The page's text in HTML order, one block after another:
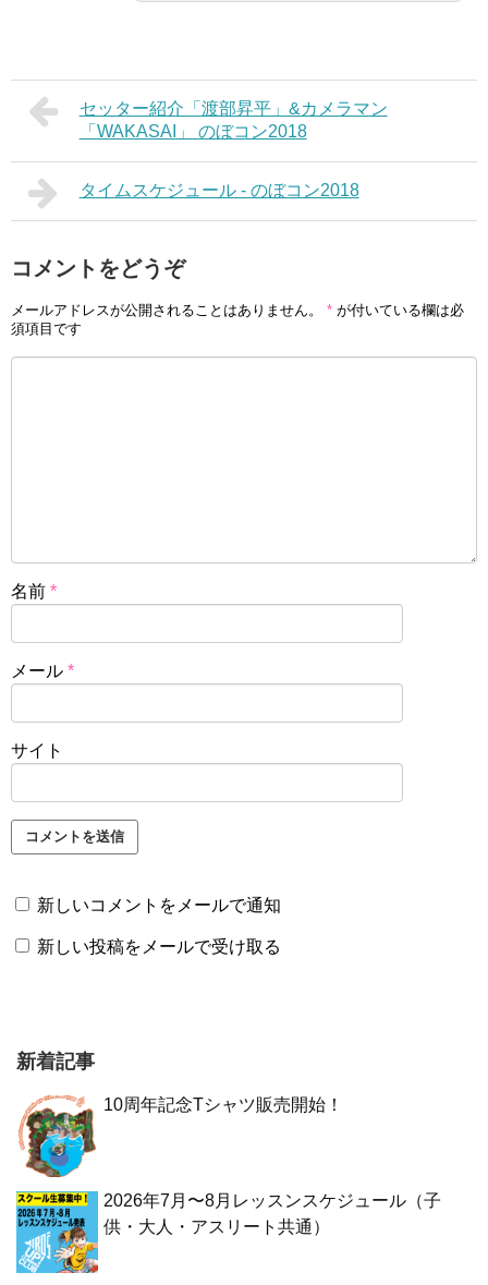
セッター紹介「渡部昇平」&カメラマン
「WAKASAI」 のぼコン2018
タイムスケジュール - のぼコン2018
コメントをどうぞ
メールアドレスが公開されることはありません。 * が付いている欄は必
須項目です
名前 *
メール *
サイト
新しいコメントをメールで通知
新しい投稿をメールで受け取る
新着記事
10周年記念Tシャツ販売開始！
2026年7月〜8月レッスンスケジュール（子
供・大人・アスリート共通）